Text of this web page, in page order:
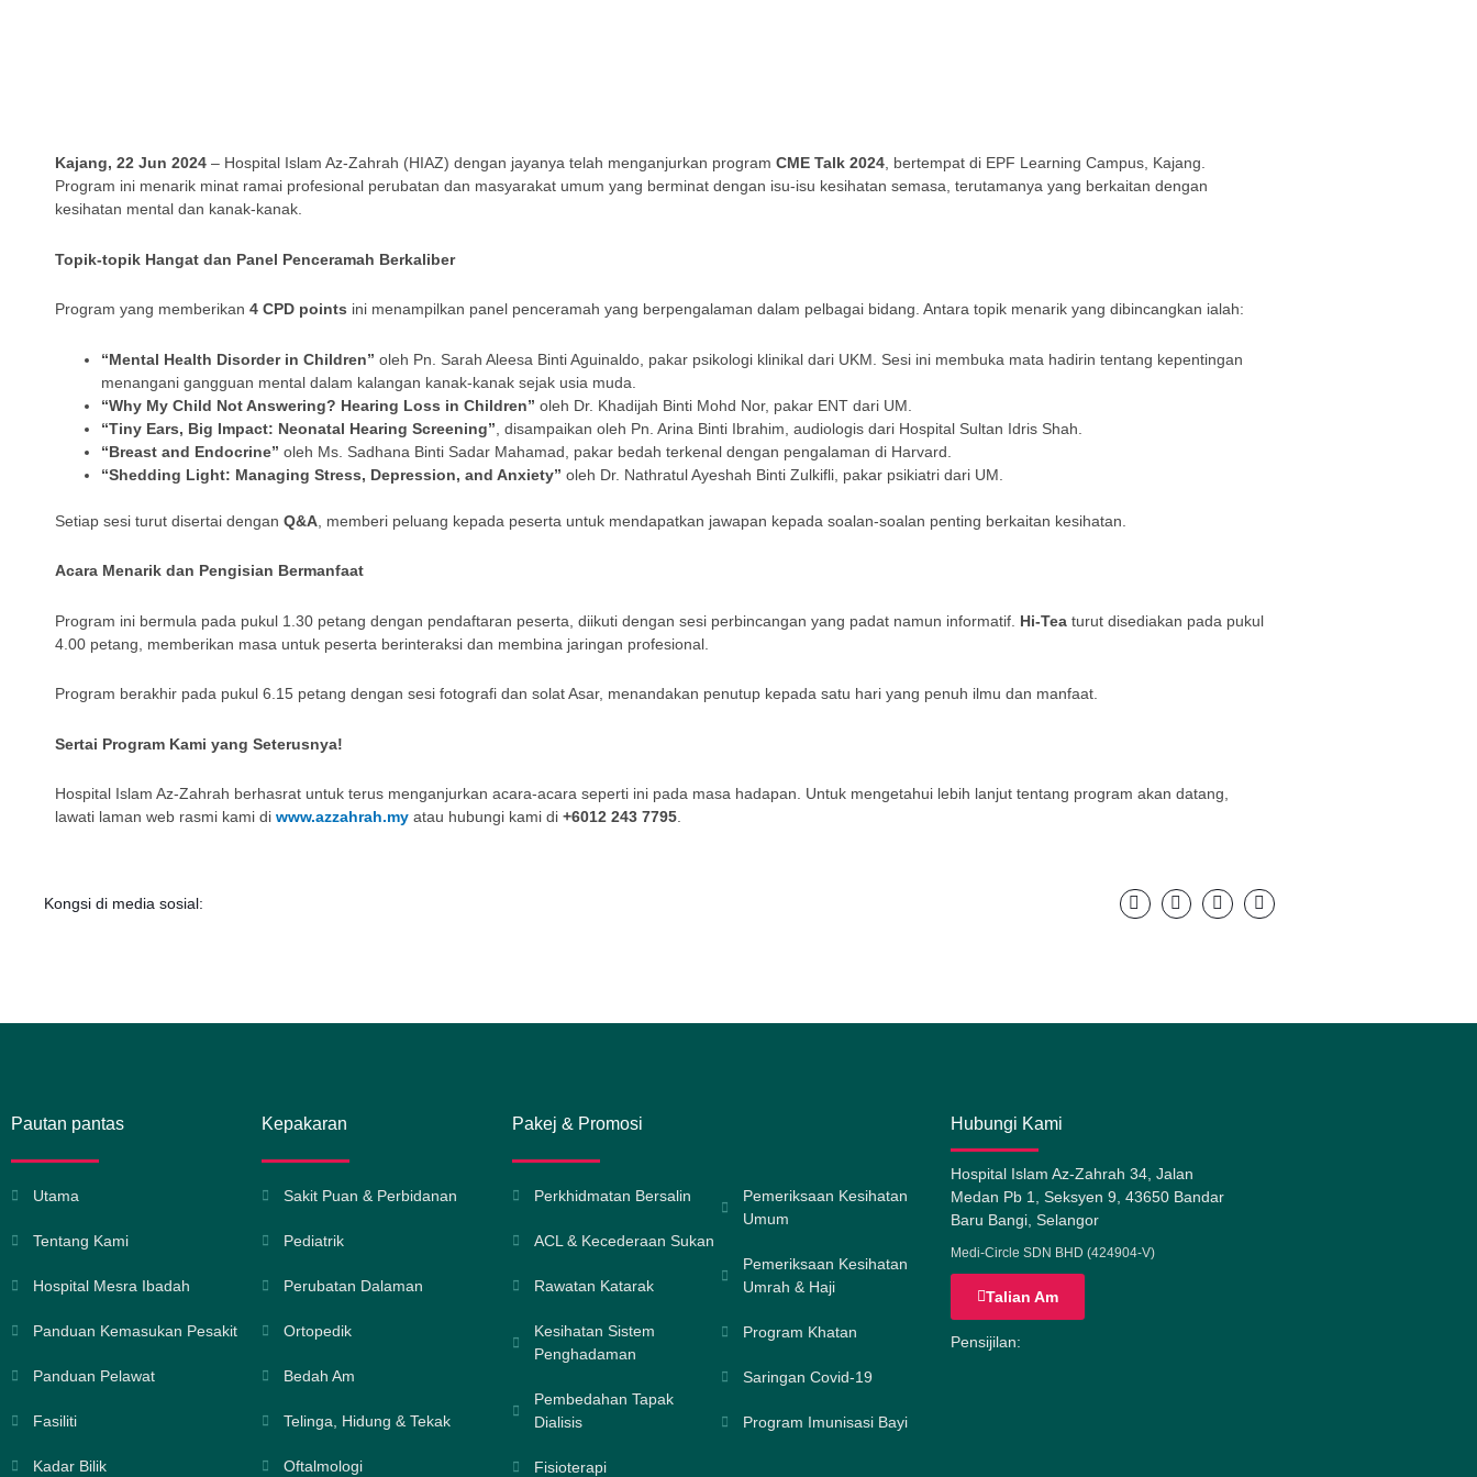
Kajang, 22 Jun 2024 – Hospital Islam Az-Zahrah (HIAZ) dengan jayanya telah menganjurkan program CME Talk 2024 , bertempat di EPF Learning Campus, Kajang.
Program ini menarik minat ramai profesional perubatan dan masyarakat umum yang berminat dengan isu-isu kesihatan semasa, terutamanya yang berkaitan dengan
kesihatan mental dan kanak-kanak.
Topik-topik Hangat dan Panel Penceramah Berkaliber
Program yang memberikan 4 CPD points ini menampilkan panel penceramah yang berpengalaman dalam pelbagai bidang. Antara topik menarik yang dibincangkan ialah:
“Mental Health Disorder in Children” oleh Pn. Sarah Aleesa Binti Aguinaldo, pakar psikologi klinikal dari UKM. Sesi ini membuka mata hadirin tentang kepentingan
menangani gangguan mental dalam kalangan kanak-kanak sejak usia muda.
“Why My Child Not Answering? Hearing Loss in Children” oleh Dr. Khadijah Binti Mohd Nor, pakar ENT dari UM.
“Tiny Ears, Big Impact: Neonatal Hearing Screening” , disampaikan oleh Pn. Arina Binti Ibrahim, audiologis dari Hospital Sultan Idris Shah.
“Breast and Endocrine” oleh Ms. Sadhana Binti Sadar Mahamad, pakar bedah terkenal dengan pengalaman di Harvard.
“Shedding Light: Managing Stress, Depression, and Anxiety” oleh Dr. Nathratul Ayeshah Binti Zulkifli, pakar psikiatri dari UM.
Setiap sesi turut disertai dengan Q&A , memberi peluang kepada peserta untuk mendapatkan jawapan kepada soalan-soalan penting berkaitan kesihatan.
Acara Menarik dan Pengisian Bermanfaat
Program ini bermula pada pukul 1.30 petang dengan pendaftaran peserta, diikuti dengan sesi perbincangan yang padat namun informatif. Hi-Tea turut disediakan pada pukul
4.00 petang, memberikan masa untuk peserta berinteraksi dan membina jaringan profesional.
Program berakhir pada pukul 6.15 petang dengan sesi fotografi dan solat Asar, menandakan penutup kepada satu hari yang penuh ilmu dan manfaat.
Sertai Program Kami yang Seterusnya!
Hospital Islam Az-Zahrah berhasrat untuk terus menganjurkan acara-acara seperti ini pada masa hadapan. Untuk mengetahui lebih lanjut tentang program akan datang,
lawati laman web rasmi kami di www.azzahrah.my atau hubungi kami di +6012 243 7795
Kongsi di media sosial:
Pautan pantas
Utama
Tentang Kami
Hospital Mesra Ibadah
Panduan Kemasukan Pesakit
Panduan Pelawat
Fasiliti
Kadar Bilik
Kepakaran
Sakit Puan & Perbidanan
Pediatrik
Perubatan Dalaman
Ortopedik
Bedah Am
Telinga, Hidung & Tekak
Oftalmologi
Pakej & Promosi
Perkhidmatan Bersalin
ACL & Kecederaan Sukan
Rawatan Katarak
Kesihatan Sistem
Penghadaman
Pembedahan Tapak
Dialisis
Fisioterapi
Pemeriksaan Kesihatan
Umum
Pemeriksaan Kesihatan
Umrah & Haji
Program Khatan
Saringan Covid-19
Program Imunisasi Bayi
Hubungi Kami
Hospital Islam Az-Zahrah 34, Jalan
Medan Pb 1, Seksyen 9, 43650 Bandar
Baru Bangi, Selangor
Medi-Circle SDN BHD (424904-V)
Talian Am
Pensijilan: